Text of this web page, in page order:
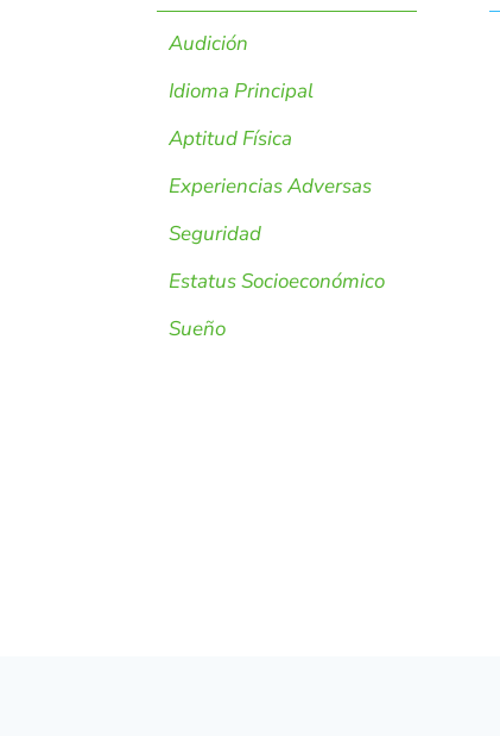
Audición
Idioma Principal
Aptitud Física
Experiencias Adversas
Seguridad
Estatus Socioeconómico
Sueño